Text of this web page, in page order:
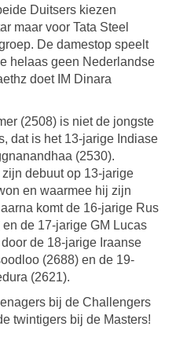
Duitsers kiezen
maar voor Tata Steel
De damestop speelt
helaas geen Nederlandse
doet IM Dinara
(2508) is niet de jongste
dat is het 13-jarige Indiase
(2530).
debuut op 13-jarige
en waarmee hij zijn
komt de 16-jarige Rus
de 17-jarige GM Lucas
de 18-jarige Iraanse
(2688) en de 19-
(2621).
bij de Challengers
twintigers bij de Masters!